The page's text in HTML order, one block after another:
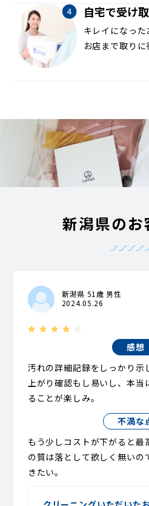
自宅で受け
キレイになった
お店まで取りに
新潟県のお
新潟県 51歳 男性
2024.05.26
感想
汚れの詳細記録をしっかり示
上がり確認もし易いし、本
ることが楽しみ。
不満な
もう少しコストが下がると最
の質は落として欲しく無いの
きたい。